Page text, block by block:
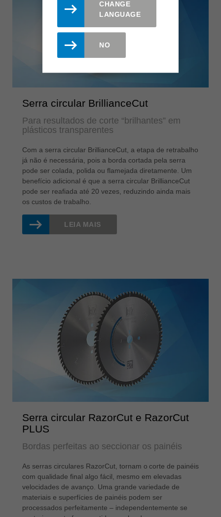
Serra circular BrillianceCut
Para resultados de corte “brilhantes” em
plásticos transparentes
Com a serra circular BrillianceCut, a etapa de retrabalho
já não é necessária, pois a borda cortada pela serra
pode ser colada, polida ou flamejada diretamente. Um
benefício adicional é que a serra circular BrillianceCut
pode ser reafiada até 20 vezes, reduzindo ainda mais
os custos de trabalho.
LEIA MAIS
Serra circular RazorCut e RazorCut
PLUS
Bordas perfeitas ao seccionar os painéis
As serras circulares RazorCut, tornam o corte de painéis
com qualidade final algo fácil, mesmo em elevadas
velocidades de avanço. Uma grande variedade de
materiais e superfícies de painéis podem ser
processados ​​perfeitamente – independentemente se
CHANGE
LANGUAGE
NO